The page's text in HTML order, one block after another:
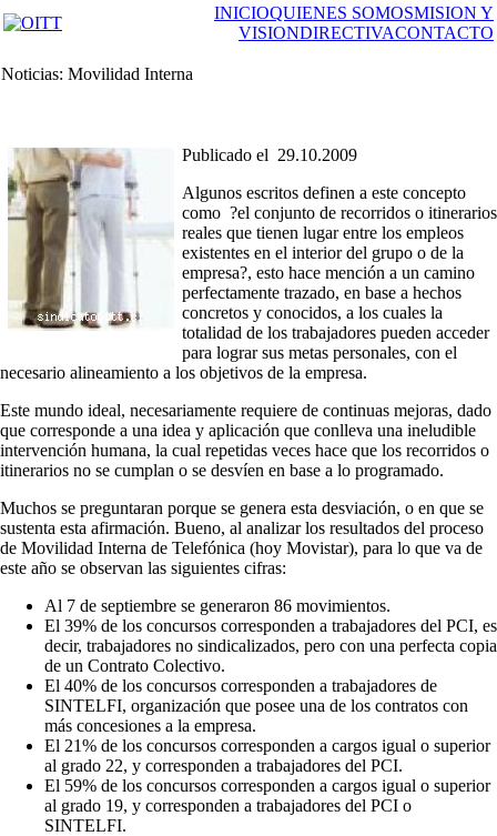
INICIOQUIENES SOMOSMISION Y
VISIONDIRECTIVACONTACTO
Noticias: Movilidad Interna
Publicado el 29.10.2009
Algunos escritos definen a este concepto
como ?el conjunto de recorridos o itinerarios
reales que tienen lugar entre los empleos
existentes en el interior del grupo o de la
empresa?, esto hace mención a un camino
perfectamente trazado, en base a hechos
concretos y conocidos, a los cuales la
totalidad de los trabajadores pueden acceder
para lograr sus metas personales, con el
necesario alineamiento a los objetivos de la empresa.
Este mundo ideal, necesariamente requiere de continuas mejoras, dado
que corresponde a una idea y aplicación que conlleva una ineludible
intervención humana, la cual repetidas veces hace que los recorridos o
itinerarios no se cumplan o se desvíen en base a lo programado.
Muchos se preguntaran porque se genera esta desviación, o en que se
sustenta esta afirmación. Bueno, al analizar los resultados del proceso
de Movilidad Interna de Telefónica (hoy Movistar), para lo que va de
este año se observan las siguientes cifras:
Al 7 de septiembre se generaron 86 movimientos.
El 39% de los concursos corresponden a trabajadores del PCI, es
decir, trabajadores no sindicalizados, pero con una perfecta copia
de un Contrato Colectivo.
El 40% de los concursos corresponden a trabajadores de
SINTELFI, organización que posee una de los contratos con
más concesiones a la empresa.
El 21% de los concursos corresponden a cargos igual o superior
al grado 22, y corresponden a trabajadores del PCI.
El 59% de los concursos corresponden a cargos igual o superior
al grado 19, y corresponden a trabajadores del PCI o
SINTELFI.